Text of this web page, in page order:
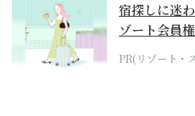
宿探しに迷
ゾート会員
PR(リゾート・